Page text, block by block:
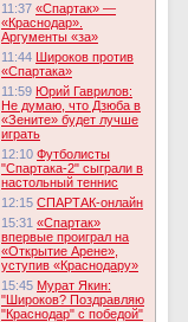
11:37 «Спартак» —
«Краснодар».
Аргументы «за»
11:44 Широков против
«Спартака»
11:59 Юрий Гаврилов:
Не думаю, что Дзюба в
«Зените» будет лучше
играть
12:10 Футболисты
"Спартака-2" сыграли в
настольный теннис
12:15 СПАРТАК-онлайн
15:31 «Спартак»
впервые проиграл на
«Открытие Арене»,
уступив «Краснодару»
15:45 Мурат Якин:
"Широков? Поздравляю
"Краснодар" с победой"